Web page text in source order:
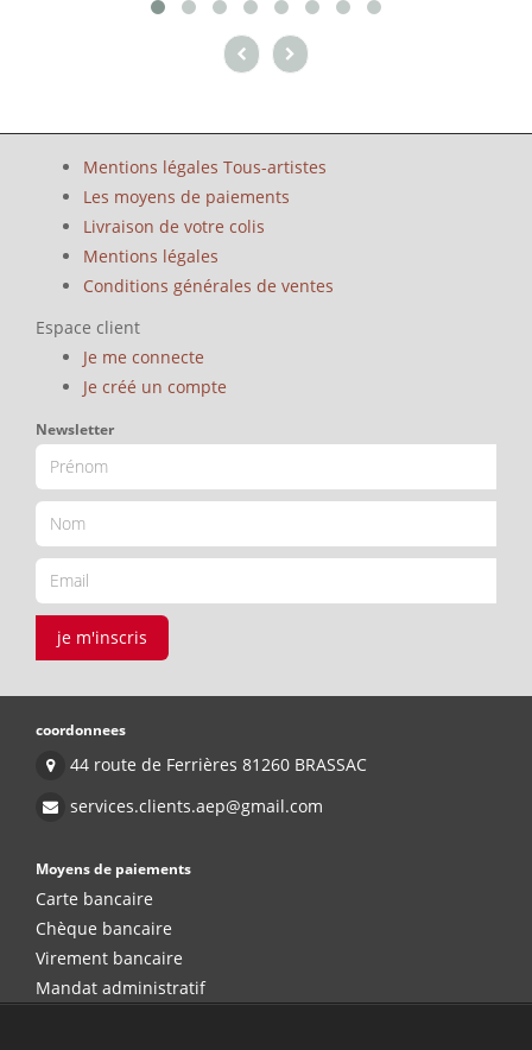
Mentions légales Tous-artistes
Les moyens de paiements
Livraison de votre colis
Mentions légales
Conditions générales de ventes
Espace client
Je me connecte
Je créé un compte
Newsletter
je m'inscris
coordonnees
44 route de Ferrières 81260 BRASSAC
services.clients.aep@gmail.com
Moyens de paiements
Carte bancaire
Chèque bancaire
Virement bancaire
Mandat administratif